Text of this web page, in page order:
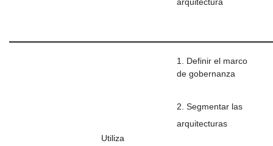
arquitectura
Utiliza
1. Definir el marco
de gobernanza
2. Segmentar las
arquitecturas